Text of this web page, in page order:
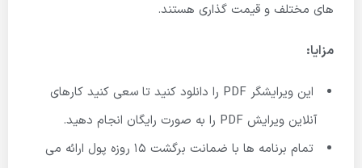
های مختلف و قیمت گذاری هستند.
مزایا:
این ویرایشگر PDF را دانلود کنید تا سعی کنید کارهای
آنلاین ویرایش PDF را به صورت رایگان انجام دهید.
تمام برنامه ها با ضمانت برگشت 15 روزه پول ارائه می